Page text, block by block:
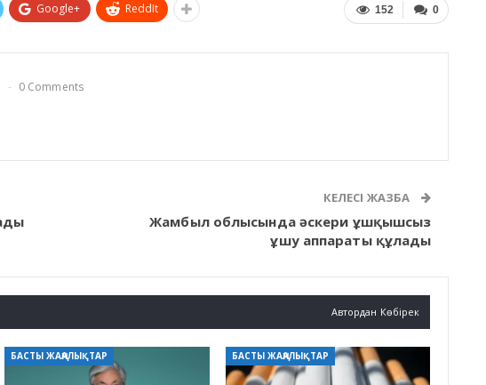
0
152
Google+ ReddIt
0 Comments
КЕЛЕСІ ЖАЗБА
Жамбыл облысында әскери ұшқышсыз
ұшу аппараты құлады
Автордан Көбірек
БАСТЫ ЖАҢАЛЫҚТАР БАСТЫ ЖАҢАЛЫҚТАР